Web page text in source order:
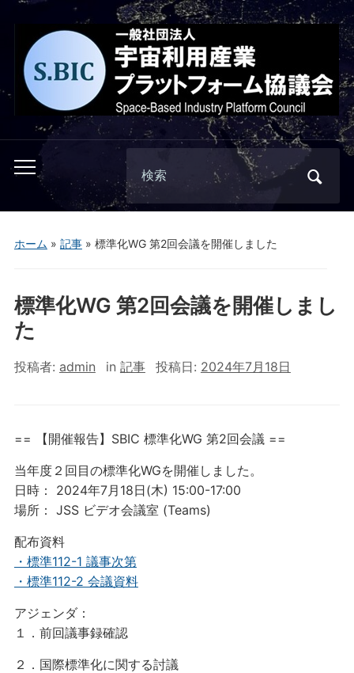
Toggle
mobile
menu
Search
for:
ホーム » 記事» 標準化WG 第2回会議を開催しました
標準化WG 第2回会議を開催しまし
た
投稿者: admin in 記事 投稿日: 2024年7月18日
== 【開催報告】SBIC 標準化WG 第2回会議 ==
当年度２回目の標準化WGを開催しました。
日時： 2024年7月18日(木) 15:00-17:00
場所： JSS ビデオ会議室 (Teams)
配布資料
・標準112-1 議事次第
・標準112-2 会議資料
アジェンダ：
１．前回議事録確認
２．国際標準化に関する討議